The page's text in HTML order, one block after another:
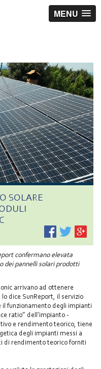
MENU
SOLARE
confermano elevata
dei pannelli solari prodotti
arrivano ad ottenere
dice SunReport, il servizio
funzionamento degli impianti
ratio” dell’impianto -
e rendimento teorico, tiene
degli impianti messi a
di rendimento teorico forniti